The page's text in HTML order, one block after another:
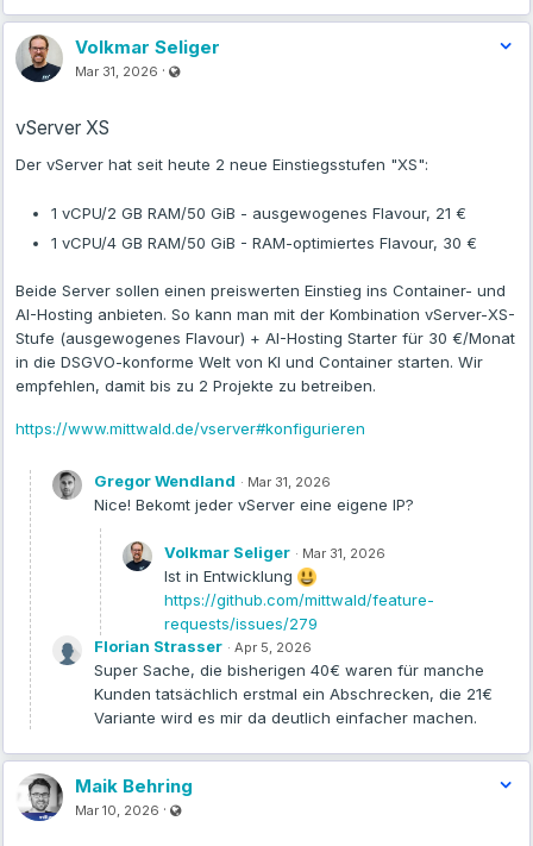
Volkmar Seliger
Mar 31, 2026 ·
vServer XS
Der vServer hat seit heute 2 neue Einstiegsstufen "XS":
1 vCPU/2 GB RAM/50 GiB - ausgewogenes Flavour, 21 €
1 vCPU/4 GB RAM/50 GiB - RAM-optimiertes Flavour, 30 €
Beide Server sollen einen preiswerten Einstieg ins Container- und
AI-Hosting anbieten. So kann man mit der Kombination vServer-XS-
Stufe (ausgewogenes Flavour) + AI-Hosting Starter für 30 €/Monat
in die DSGVO-konforme Welt von KI und Container starten. Wir
empfehlen, damit bis zu 2 Projekte zu betreiben.
https://www.mittwald.de/vserver#konfigurieren
Gregor Wendland · Mar 31, 2026
Nice! Bekomt jeder vServer eine eigene IP?
Volkmar Seliger · Mar 31, 2026
Ist in Entwicklung
https://github.com/mittwald/feature-
requests/issues/279
Florian Strasser · Apr 5, 2026
Super Sache, die bisherigen 40€ waren für manche
Kunden tatsächlich erstmal ein Abschrecken, die 21€
Variante wird es mir da deutlich einfacher machen.
Maik Behring
Mar 10, 2026 ·